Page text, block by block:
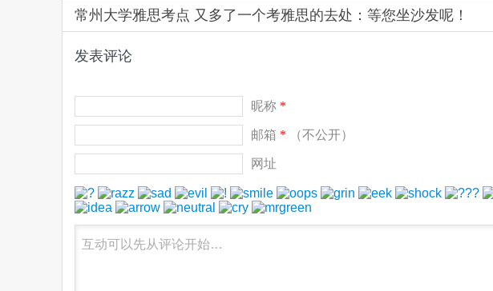
常州大学雅思考点 又多了一个考雅思的去处：等您坐沙发呢！
发表评论
昵称 *
邮箱 * （不公开）
网址